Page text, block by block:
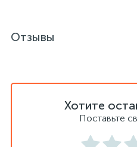
Отзывы
Хотите
Поставьте
Сейфы депозитные